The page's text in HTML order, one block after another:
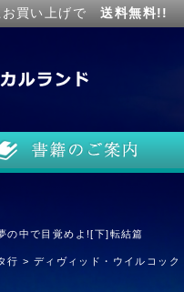
お買い上げで送料無料!!
の中で目覚めよ![下]転結篇
行 > ディヴィッド・ウイルコック